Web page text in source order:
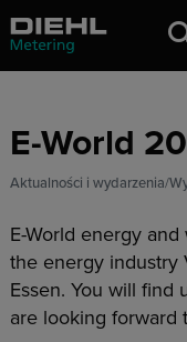
E-World
Aktualności i wydarzenia
E-World energy
the energy industry
Essen. You will find
are looking forward